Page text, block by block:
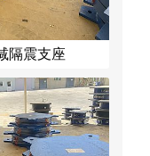
隔震支座